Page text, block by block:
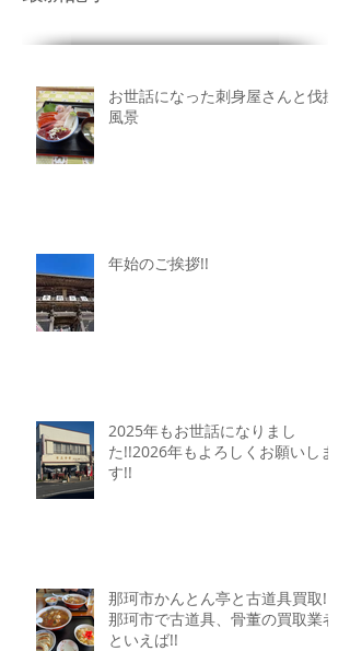
お世話になった刺身屋さんと伐採
風景
年始のご挨拶!!
2025年もお世話になりまし
た!!2026年もよろしくお願いしま
す!!
那珂市かんとん亭と古道具買取!!
那珂市で古道具、骨董の買取業者
といえば!!